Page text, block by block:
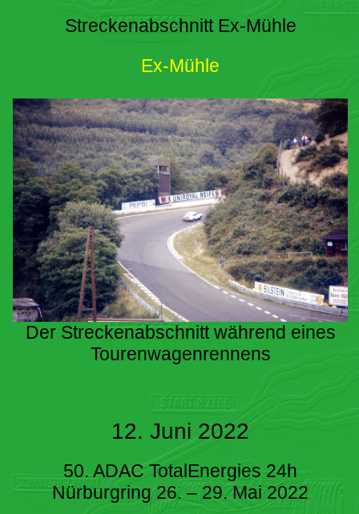
Streckenabschnitt Ex-Mühle
Ex-Mühle
Der Streckenabschnitt während eines
Tourenwagenrennens
12. Juni 2022
50. ADAC TotalEnergies 24h
Nürburgring 26. – 29. Mai 2022